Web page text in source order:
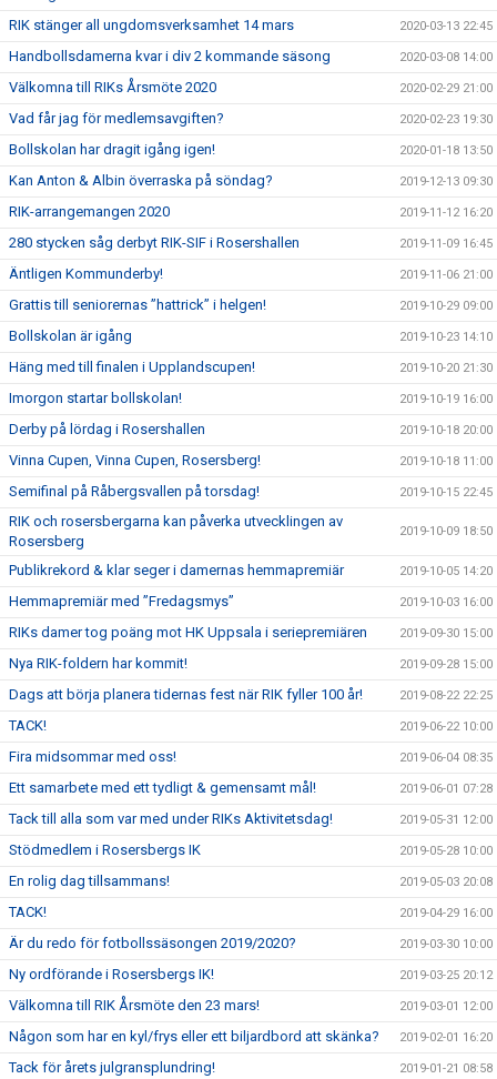
RIK stänger all ungdomsverksamhet 14 mars 2020-03-13 22:45
Handbollsdamerna kvar i div 2 kommande säsong 2020-03-08 14:00
Välkomna till RIKs Årsmöte 2020 2020-02-29 21:00
Vad får jag för medlemsavgiften? 2020-02-23 19:30
Bollskolan har dragit igång igen! 2020-01-18 13:50
Kan Anton & Albin överraska på söndag? 2019-12-13 09:30
RIK-arrangemangen 2020 2019-11-12 16:20
280 stycken såg derbyt RIK-SIF i Rosershallen 2019-11-09 16:45
Äntligen Kommunderby! 2019-11-06 21:00
Grattis till seniorernas ”hattrick” i helgen! 2019-10-29 09:00
Bollskolan är igång 2019-10-23 14:10
Häng med till finalen i Upplandscupen! 2019-10-20 21:30
Imorgon startar bollskolan! 2019-10-19 16:00
Derby på lördag i Rosershallen 2019-10-18 20:00
Vinna Cupen, Vinna Cupen, Rosersberg! 2019-10-18 11:00
Semifinal på Råbergsvallen på torsdag! 2019-10-15 22:45
RIK och rosersbergarna kan påverka utvecklingen av
Rosersberg
2019-10-09 18:50
Publikrekord & klar seger i damernas hemmapremiär 2019-10-05 14:20
Hemmapremiär med ”Fredagsmys” 2019-10-03 16:00
RIKs damer tog poäng mot HK Uppsala i seriepremiären 2019-09-30 15:00
Nya RIK-foldern har kommit! 2019-09-28 15:00
Dags att börja planera tidernas fest när RIK fyller 100 år! 2019-08-22 22:25
TACK! 2019-06-22 10:00
Fira midsommar med oss! 2019-06-04 08:35
Ett samarbete med ett tydligt & gemensamt mål! 2019-06-01 07:28
Tack till alla som var med under RIKs Aktivitetsdag! 2019-05-31 12:00
Stödmedlem i Rosersbergs IK 2019-05-28 10:00
En rolig dag tillsammans! 2019-05-03 20:08
TACK! 2019-04-29 16:00
Är du redo för fotbollssäsongen 2019/2020? 2019-03-30 10:00
Ny ordförande i Rosersbergs IK! 2019-03-25 20:12
Välkomna till RIK Årsmöte den 23 mars! 2019-03-01 12:00
Någon som har en kyl/frys eller ett biljardbord att skänka? 2019-02-01 16:20
Tack för årets julgransplundring! 2019-01-21 08:58